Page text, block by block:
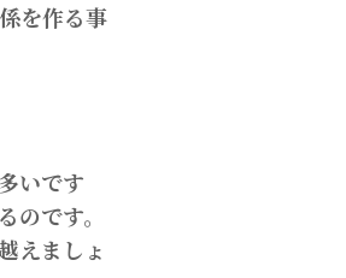
を作る事
いです
です。
えましょ